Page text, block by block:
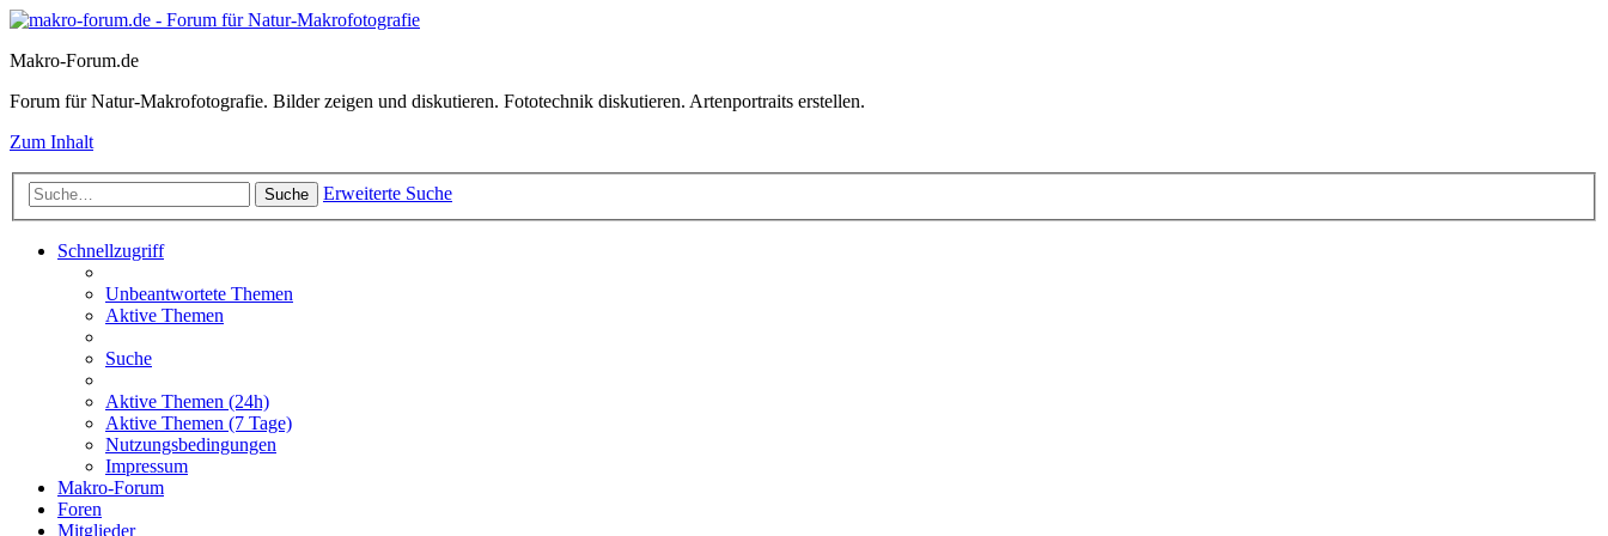
Makro-Forum.de
Forum für Natur-Makrofotografie. Bilder zeigen und diskutieren. Fototechnik diskutieren. Artenportraits erstellen.
Zum Inhalt
Suche Erweiterte Suche
Schnellzugriff
Unbeantwortete Themen
Aktive Themen
Suche
Aktive Themen (24h)
Aktive Themen (7 Tage)
Nutzungsbedingungen
Impressum
Makro-Forum
Foren
Mitglieder